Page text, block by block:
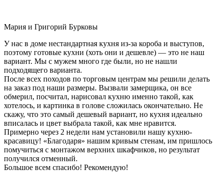
Мария и Григорий Бурковы
У нас в доме нестандартная кухня из-за короба и выступов,
поэтому готовые кухни (хоть они и дешевле) — это не наш
вариант. Мы с мужем много где были, но не нашли
подходящего варианта.
После всех походов по торговым центрам мы решили делать
на заказ под наши размеры. Вызвали замерщика, он все
обмерил, посчитал, нарисовал кухню именно такой, как
хотелось, и картинка в голове сложилась окончательно. Не
скажу, что это самый дешевый вариант, но кухня идеально
вписалась и цвет выбрала такой, как мне нравится.
Примерно через 2 недели нам установили нашу кухню-
красавицу! «Благодаря» нашим кривым стенам, им пришлось
помучиться с монтажом верхних шкафчиков, но результат
получился отменный.
Большое всем спасибо! Рекомендую!